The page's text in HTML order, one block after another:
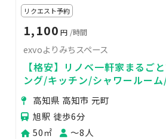
リクエスト予約
1,100 円 /時間
exvoよりみちスペース
【格安】リノベ一軒家まるご
ング/キッチン/シャワールー
高知県 高知市 元町
旭駅 徒歩6分
50㎡
〜8人